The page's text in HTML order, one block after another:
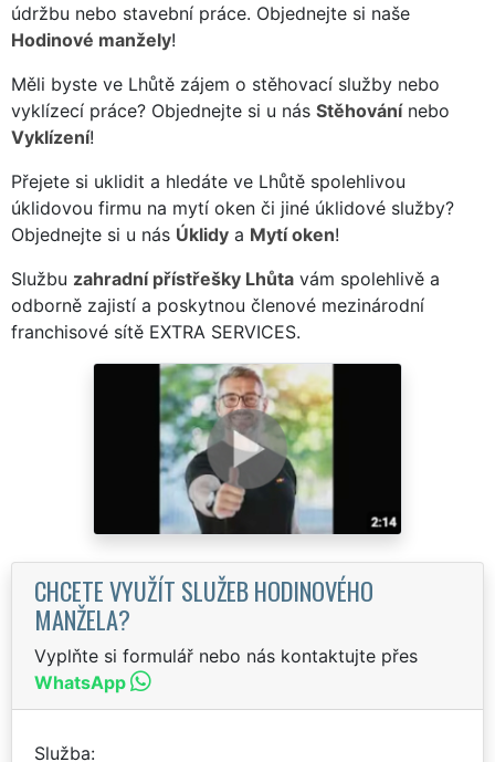
údržbu nebo stavební práce. Objednejte si naše
Hodinové manžely!
Měli byste ve Lhůtě zájem o stěhovací služby nebo
vyklízecí práce? Objednejte si u nás Stěhovánínebo
Vyklízení!
Přejete si uklidit a hledáte ve Lhůtě spolehlivou
úklidovou firmu na mytí oken či jiné úklidové služby?
Objednejte si u nás Úklidy a Mytí oken!
Službu zahradní přístřešky Lhůta vám spolehlivě a
odborně zajistí a poskytnou členové mezinárodní
franchisové sítě EXTRA SERVICES.
CHCETE VYUŽÍT SLUŽEB HODINOVÉHO
MANŽELA?
Vyplňte si formulář nebo nás kontaktujte přes
WhatsApp
Služba